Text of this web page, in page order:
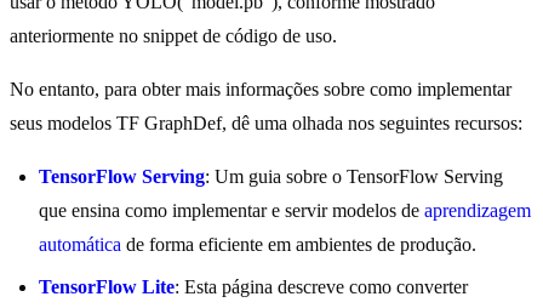
anteriormente no snippet de código de uso.
No entanto, para obter mais informações sobre como implementar
seus modelos TF GraphDef, dê uma olhada nos seguintes recursos:
TensorFlow Serving: Um guia sobre o TensorFlow Serving
que ensina como implementar e servir modelos de aprendizagem
automática de forma eficiente em ambientes de produção.
TensorFlow Lite: Esta página descreve como converter